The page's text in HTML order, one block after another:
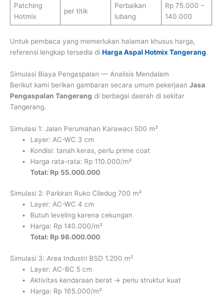
Patching
Hotmix
per titik
Perbaikan
lubang
Rp 75.000 –
140.000
Untuk pembaca yang memerlukan halaman khusus harga,
referensi lengkap tersedia di Harga Aspal Hotmix Tangerang.
Simulasi Biaya Pengaspalan — Analisis Mendalam
Berikut kami berikan gambaran secara umum pekerjaan Jasa
Pengaspalan Tangerang di berbagai daerah di sekitar
Tangerang.
Simulasi 1: Jalan Perumahan Karawaci 500 m²
Layer: AC-WC 3 cm
Kondisi: tanah keras, perlu prime coat
Harga rata-rata: Rp 110.000/m²
Total: Rp 55.000.000
Simulasi 2: Parkiran Ruko Ciledug 700 m²
Layer: AC-WC 4 cm
Butuh leveling karena cekungan
Harga: Rp 140.000/m²
Total: Rp 98.000.000
Simulasi 3: Area Industri BSD 1.200 m²
Layer: AC-BC 5 cm
Aktivitas kendaraan berat → perlu struktur kuat
Harga: Rp 165.000/m²